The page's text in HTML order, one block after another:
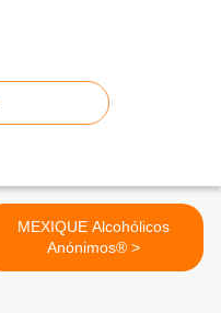
MEXIQUE Alcohólicos
Anónimos® >